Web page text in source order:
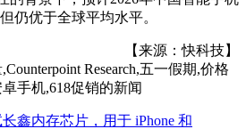
仍优于全球平均水平。
【来源：快科技】
Research,五一假期,价格
手机,618促销的新闻
鑫内存芯片，用于 iPhone 和